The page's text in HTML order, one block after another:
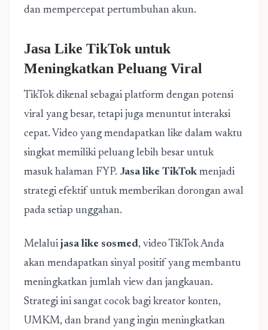
dan mempercepat pertumbuhan akun.
Jasa Like TikTok untuk
Meningkatkan Peluang Viral
TikTok dikenal sebagai platform dengan potensi
viral yang besar, tetapi juga menuntut interaksi
cepat. Video yang mendapatkan like dalam waktu
singkat memiliki peluang lebih besar untuk
masuk halaman FYP. Jasa like TikTok menjadi
strategi efektif untuk memberikan dorongan awal
pada setiap unggahan.
Melalui jasa like sosmed, video TikTok Anda
akan mendapatkan sinyal positif yang membantu
meningkatkan jumlah view dan jangkauan.
Strategi ini sangat cocok bagi kreator konten,
UMKM, dan brand yang ingin meningkatkan